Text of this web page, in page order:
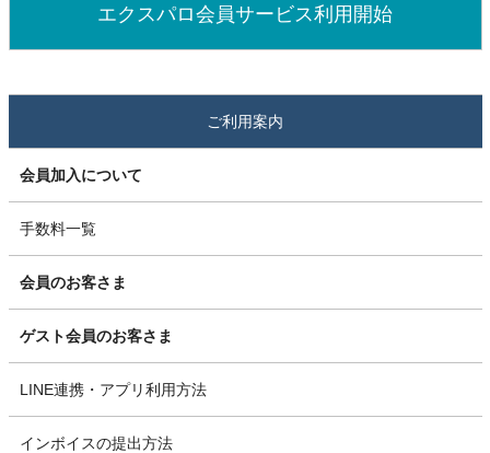
エクスパロ会員サービス利用開始
ご利用案内
会員加入について
手数料一覧
会員のお客さま
ゲスト会員のお客さま
LINE連携・アプリ利用方法
インボイスの提出方法